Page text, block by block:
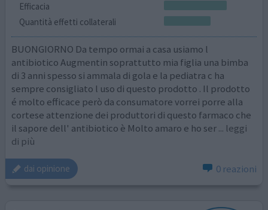
Efficacia
Quantità effetti collaterali
BUONGIORNO Da tempo ormai a casa usiamo l
antibiotico Augmentin soprattutto mia figlia una bimba
di 3 anni spesso si ammala di gola e la pediatra c ha
sempre consigliato l uso di questo prodotto . Il prodotto
é molto efficace però da consumatore vorrei porre alla
cortese attenzione dei produttori di questo farmaco che
il sapore dell' antibiotico è Molto amaro e ho ser... leggi
di più
dai opinione 0 reazioni